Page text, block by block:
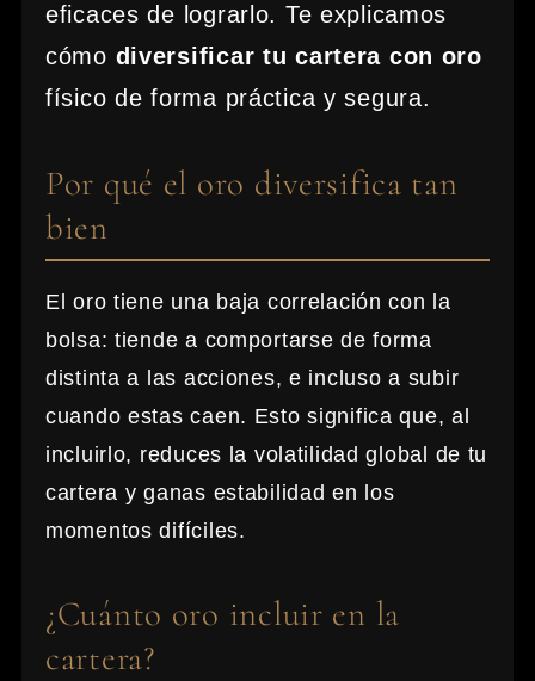
eficaces de lograrlo. Te explicamos
cómo diversificar tu cartera con oro
físico de forma práctica y segura.
Por qué el oro diversifica tan
bien
El oro tiene una baja correlación con la
bolsa: tiende a comportarse de forma
distinta a las acciones, e incluso a subir
cuando estas caen. Esto significa que, al
incluirlo, reduces la volatilidad global de tu
cartera y ganas estabilidad en los
momentos difíciles.
¿Cuánto oro incluir en la
cartera?